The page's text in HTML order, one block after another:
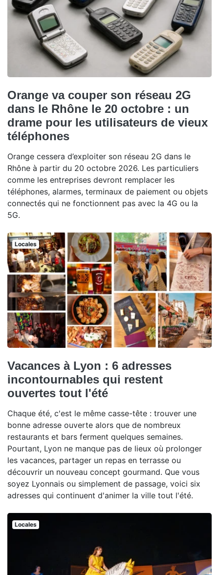
Orange va couper son réseau 2G
dans le Rhône le 20 octobre : un
drame pour les utilisateurs de vieux
téléphones
Orange cessera d’exploiter son réseau 2G dans le
Rhône à partir du 20 octobre 2026. Les particuliers
comme les entreprises devront remplacer les
téléphones, alarmes, terminaux de paiement ou objets
connectés qui ne fonctionnent pas avec la 4G ou la
5G.
Locales
Vacances à Lyon : 6 adresses
incontournables qui restent
ouvertes tout l'été
Chaque été, c'est le même casse-tête : trouver une
bonne adresse ouverte alors que de nombreux
restaurants et bars ferment quelques semaines.
Pourtant, Lyon ne manque pas de lieux où prolonger
les vacances, partager un repas en terrasse ou
découvrir un nouveau concept gourmand. Que vous
soyez Lyonnais ou simplement de passage, voici six
adresses qui continuent d'animer la ville tout l'été.
Locales